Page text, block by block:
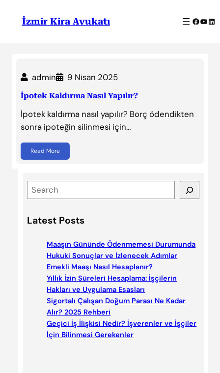
İzmir Kira Avukatı
admin 9 Nisan 2025
İpotek Kaldırma Nasıl Yapılır?
İpotek kaldırma nasıl yapılır? Borç ödendikten
sonra ipoteğin silinmesi için…
Read More
e
r
Latest Posts
Maaşın Gününde Ödenmemesi Durumunda
Hukuki Sonuçlar ve İzlenecek Adımlar
Emekli Maaşı Nasıl Hesaplanır?
Yıllık İzin Süreleri Hesaplama: İşçilerin
Hakları ve Uygulama Esasları
Sigortalı Çalışan Doğum Parası Ne Kadar
Alır? 2025 Rehberi
Geçici İş İlişkisi Nedir? İşverenler ve İşçiler
İçin Bilinmesi Gerekenler